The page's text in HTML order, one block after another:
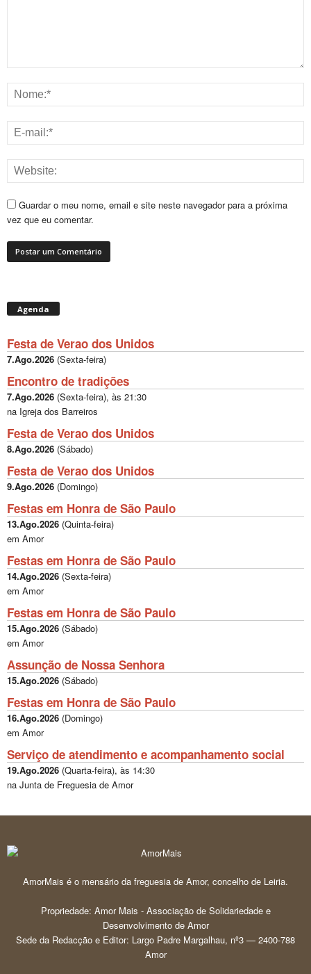
Guardar o meu nome, email e site neste navegador para a próxima
vez que eu comentar.
Agenda
Festa de Verao dos Unidos
7.Ago.2026 (Sexta-feira)
Encontro de tradições
7.Ago.2026 (Sexta-feira), às 21:30
na Igreja dos Barreiros
Festa de Verao dos Unidos
8.Ago.2026 (Sábado)
Festa de Verao dos Unidos
9.Ago.2026 (Domingo)
Festas em Honra de São Paulo
13.Ago.2026 (Quinta-feira)
em Amor
Festas em Honra de São Paulo
14.Ago.2026 (Sexta-feira)
em Amor
Festas em Honra de São Paulo
15.Ago.2026 (Sábado)
em Amor
Assunção de Nossa Senhora
15.Ago.2026 (Sábado)
Festas em Honra de São Paulo
16.Ago.2026 (Domingo)
em Amor
Serviço de atendimento e acompanhamento social
19.Ago.2026 (Quarta-feira), às 14:30
na Junta de Freguesia de Amor
AmorMais é o mensário da freguesia de Amor, concelho de Leiria.
Propriedade: Amor Mais - Associação de Solidariedade e
Desenvolvimento de Amor
Sede da Redacção e Editor: Largo Padre Margalhau, nº3 — 2400-788
Amor